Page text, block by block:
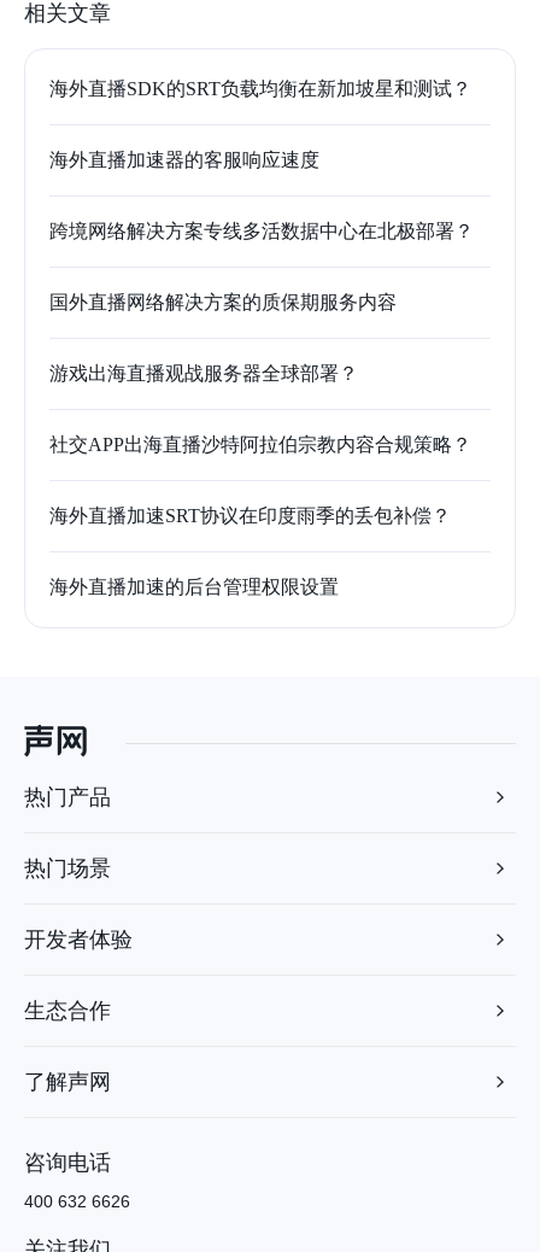
相关文章
海外直播SDK的SRT负载均衡在新加坡星和测试？
海外直播加速器的客服响应速度
跨境网络解决方案专线多活数据中心在北极部署？
国外直播网络解决方案的质保期服务内容
游戏出海直播观战服务器全球部署？
社交APP出海直播沙特阿拉伯宗教内容合规策略？
海外直播加速SRT协议在印度雨季的丢包补偿？
海外直播加速的后台管理权限设置
热门产品
热门场景
开发者体验
生态合作
了解声网
咨询电话
400 632 6626